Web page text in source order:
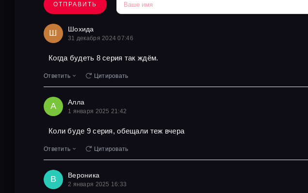
ОТПРАВИТЬ
Ш Шохида
31 декабря 2024 07:46
Когда будеть 8 серия так ждём.
Ответить Цитировать
А Алла
1 января 2025 21:42
Коли буде 9 серия, обещали теж вчера
Ответить Цитировать
В Вероника
2 января 2025 16:33